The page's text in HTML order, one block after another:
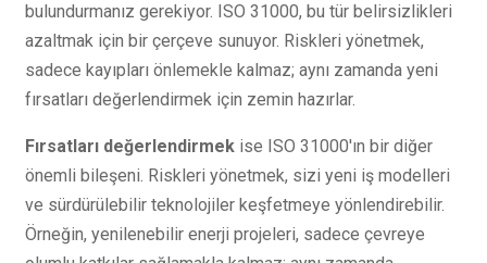
bulundurmanız gerekiyor. ISO 31000, bu tür belirsizlikleri
azaltmak için bir çerçeve sunuyor. Riskleri yönetmek,
sadece kayıpları önlemekle kalmaz; aynı zamanda yeni
fırsatları değerlendirmek için zemin hazırlar.
Fırsatları değerlendirmek ise ISO 31000'ın bir diğer
önemli bileşeni. Riskleri yönetmek, sizi yeni iş modelleri
ve sürdürülebilir teknolojiler keşfetmeye yönlendirebilir.
Örneğin, yenilenebilir enerji projeleri, sadece çevreye